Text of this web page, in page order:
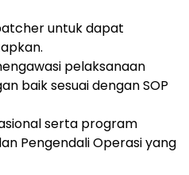
untuk dapat
pelaksanaan
baik sesuai dengan SOP
serta program
Pengendali Operasi yang